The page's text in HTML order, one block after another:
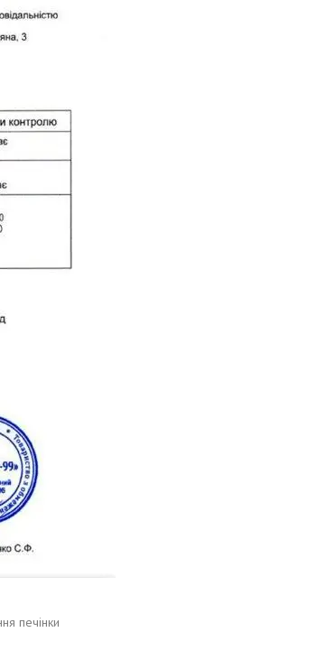
печінки